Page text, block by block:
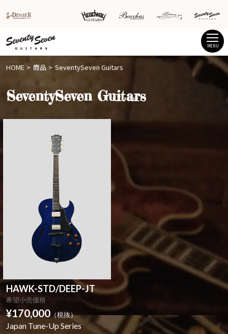
MENU
HOME 商品 SeventySeven Guitars
SeventySeven Guitars
HAWK-STD/DEEP-JT
希望小売価格
¥170,000 （税抜）
Japan Tune-Up Series